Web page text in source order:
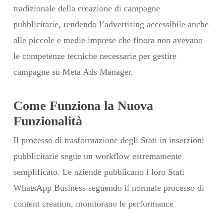
tradizionale della creazione di campagne
pubblicitarie, rendendo l’advertising accessibile anche
alle piccole e medie imprese che finora non avevano
le competenze tecniche necessarie per gestire
campagne su Meta Ads Manager.
Come Funziona la Nuova
Funzionalità
Il processo di trasformazione degli Stati in inserzioni
pubblicitarie segue un workflow estremamente
semplificato. Le aziende pubblicano i loro Stati
WhatsApp Business seguendo il normale processo di
content creation, monitorano le performance